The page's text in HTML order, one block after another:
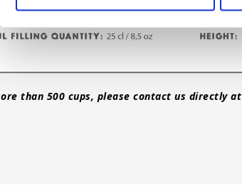
than 500 cups, please contact us directly at